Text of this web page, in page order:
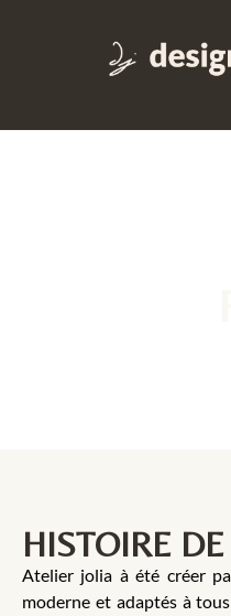
HISTOIRE
Atelier jolia à été créer
moderne et adaptés à